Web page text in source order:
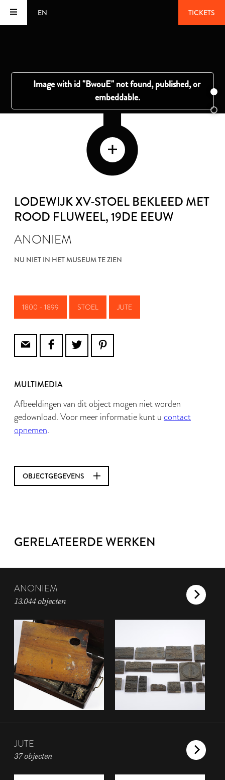
EN TICKETS
LODEWIJK XV-STOEL BEKLEED MET
ROOD FLUWEEL, 19DE EEUW
ANONIEM
NU NIET IN HET MUSEUM TE ZIEN
1800 - 1899 STOEL JUTE
MULTIMEDIA
Afbeeldingen van dit object mogen niet worden
gedownload. Voor meer informatie kunt u contact
opnemen.
OBJECTGEGEVENS
GERELATEERDE WERKEN
ANONIEM
13.044 objecten
JUTE
37 objecten